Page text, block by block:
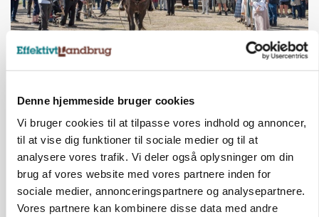
Denne hjemmeside bruger cookies
Vi bruger cookies til at tilpasse vores indhold og annoncer,
til at vise dig funktioner til sociale medier og til at
analysere vores trafik. Vi deler også oplysninger om din
brug af vores website med vores partnere inden for
sociale medier, annonceringspartnere og analysepartnere.
Vores partnere kan kombinere disse data med andre
KULTUR
Herregård holder høstdag
Annonce
INDLAND
Fredning binder landmands jord – kommunen
mangler stadig plejeplan
Annonce
Loading...